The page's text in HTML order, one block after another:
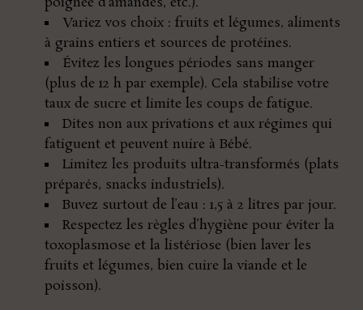
Variez vos choix : fruits et légumes, aliments
à grains entiers et sources de protéines.
Évitez les longues périodes sans manger
(plus de 12 h par exemple). Cela stabilise votre
taux de sucre et limite les coups de fatigue.
Dites non aux privations et aux régimes qui
fatiguent et peuvent nuire à Bébé.
Limitez les produits ultra-transformés (plats
préparés, snacks industriels).
Buvez surtout de l’eau : 1,5 à 2 litres par jour.
Respectez les règles d’hygiène pour éviter la
toxoplasmose et la listériose (bien laver les
fruits et légumes, bien cuire la viande et le
poisson).